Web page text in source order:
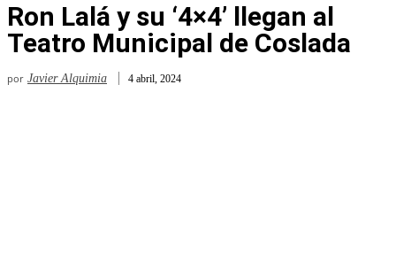
Ron Lalá y su ‘4×4’ llegan al
Teatro Municipal de Coslada
por Javier Alquimia 4 abril, 2024